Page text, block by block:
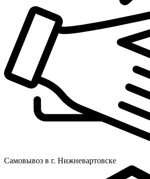
Самовывоз в г. Нижневартовске